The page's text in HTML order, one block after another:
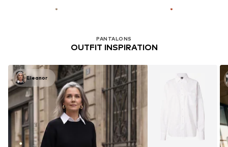
PANTALONS
OUTFIT INSPIRATION
Eleanor